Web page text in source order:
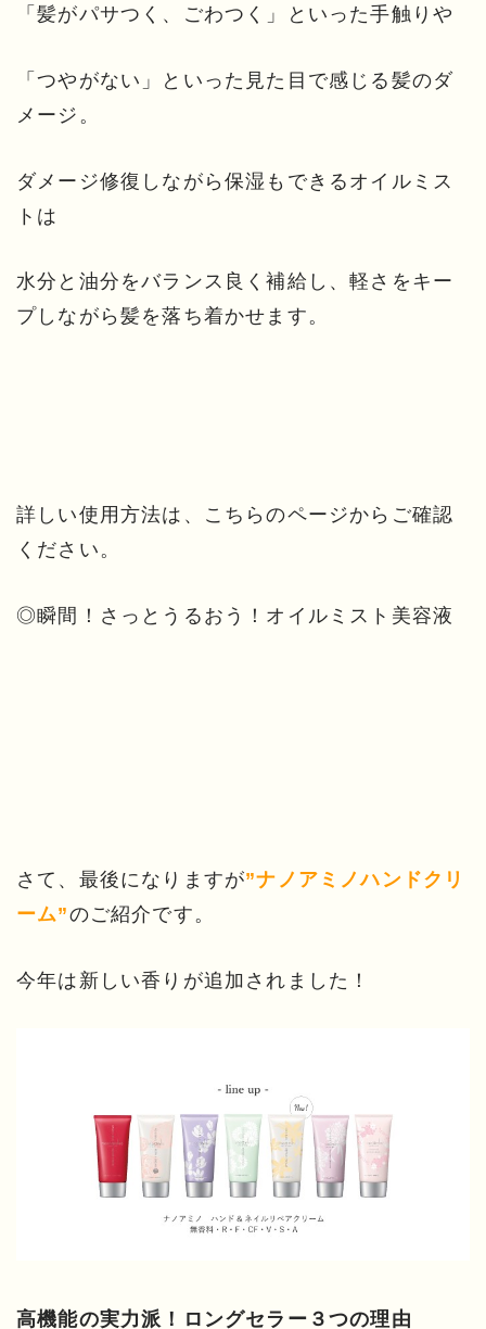
「髪がパサつく、ごわつく」といった手触りや
「つやがない」といった見た目で感じる髪のダ
メージ。
ダメージ修復しながら保湿もできるオイルミス
トは
水分と油分をバランス良く補給し、軽さをキー
プしながら髪を落ち着かせます。
詳しい使用方法は、こちらのページからご確認
ください。
◎瞬間！さっとうるおう！オイルミスト美容液
さて、最後になりますが”ナノアミノハンドクリ
ーム”のご紹介です。
今年は新しい香りが追加されました！
高機能の実力派！ロングセラー３つの理由